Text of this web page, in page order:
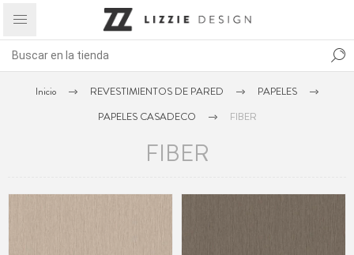
Inicio REVESTIMIENTOS DE PARED
PAPELES
PAPELES CASADECO
FIBER
FIBER